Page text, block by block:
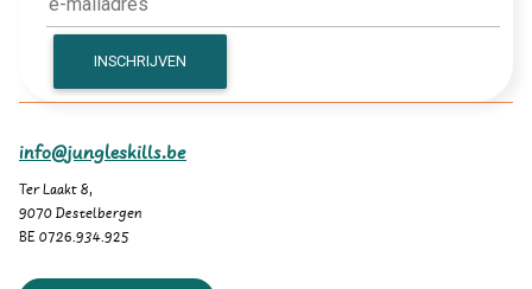
info@jungleskills.be
Ter Laakt 8,
9070 Destelbergen
BE 0726.934.925